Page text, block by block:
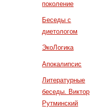
поколение
Беседы с
диетологом
ЭкоЛогика
Апокалипсис
Литературные
беседы. Виктор
Рутминский